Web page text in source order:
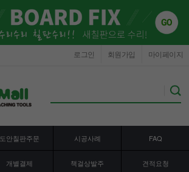
마이페이지
회원가입
로그인
도안칠판주문 시공사례 FAQ
개별결제 책걸상발주 견적요청